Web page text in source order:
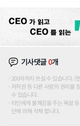
기사댓글0개
200자까지 쓰실 수 있습니다.
저작권 등 다른 사람의 권리를
수 있습니다.
타인에게 불쾌감을 주는 욕설
단에 의해 삭제 합니다.